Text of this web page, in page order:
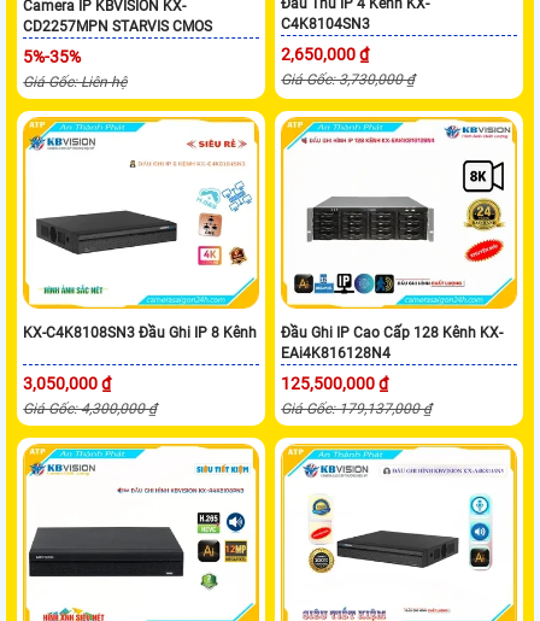
Camera IP KBVISION KX-
CD2257MPN STARVIS CMOS
5%-35%
Giá Gốc: Liên hệ
Đầu Thu IP 4 Kênh KX-
C4K8104SN3
2,650,000 ₫
Giá Gốc: 3,730,000 ₫
KX-C4K8108SN3 Đầu Ghi IP 8 Kênh
3,050,000 ₫
Giá Gốc: 4,300,000 ₫
Đầu Ghi IP Cao Cấp 128 Kênh KX-
EAi4K816128N4
125,500,000 ₫
Giá Gốc: 179,137,000 ₫